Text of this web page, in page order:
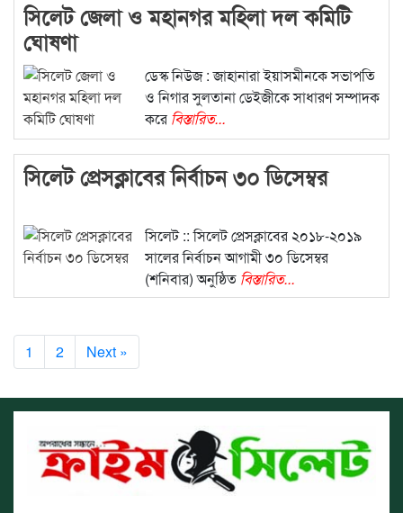
সিলেট জেলা ও মহানগর মহিলা দল কমিটি
ঘোষণা
ডেস্ক নিউজ : জাহানারা ইয়াসমীনকে সভাপতি
ও নিগার সুলতানা ডেইজীকে সাধারণ সম্পাদক
করে বিস্তারিত...
সিলেট প্রেসক্লাবের নির্বাচন ৩০ ডিসেম্বর
সিলেট :: সিলেট প্রেসক্লাবের ২০১৮-২০১৯
সালের নির্বাচন আগামী ৩০ ডিসেম্বর
(শনিবার) অনুষ্ঠিত বিস্তারিত...
1 2 Next »